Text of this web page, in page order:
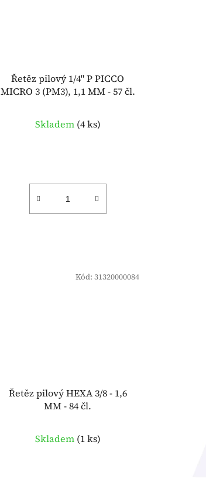
Řetěz pilový 1/4" P PICCO
MICRO 3 (PM3), 1,1 MM - 57 čl.
Skladem (4 ks)
Řetěz pilový HEXA 3/8 - 1,6
MM - 84 čl.
Skladem (1 ks)
Kód: 31320000084